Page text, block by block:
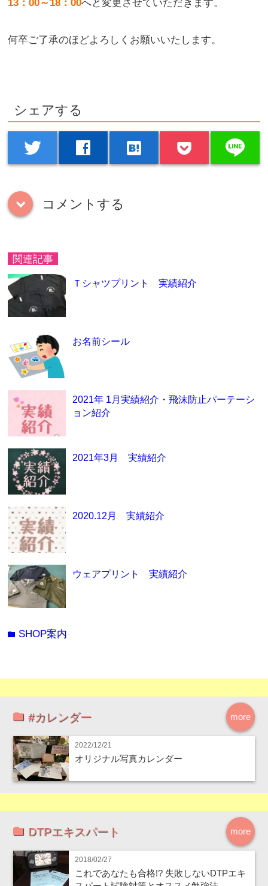
13：00～18：00へと変更させていただきます。
何卒ご了承のほどよろしくお願いいたします。
シェアする
twitter facebook hatenabookmark line
down コメントする
関連記事
Ｔシャツプリント 実績紹介
お名前シール
2021年 1月実績紹介・飛沫防止パーテーシ
ョン紹介
2021年3月 実績紹介
2020.12月 実績紹介
ウェアプリント 実績紹介
folder SHOP案内
more
#カレンダー
2022/12/21
オリジナル写真カレンダー
more
DTPエキスパート
2018/02/27
これであなたも合格!? 失敗しないDTPエキ